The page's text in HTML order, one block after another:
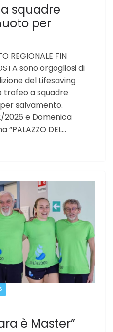
squadre
per
REGIONALE FIN
sono orgogliosi di
del Lifesaving
trofeo a squadre
salvamento.
2026 e Domenica
“PALAZZO DEL…
è Master”